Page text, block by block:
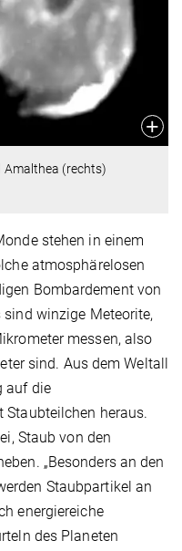
Amalthea (rechts)
stehen in einem
atmosphärelosen
Bombardement von
winzige Meteorite,
messen, also
sind. Aus dem Weltall
auf die
Staubteilchen heraus.
Staub von den
„Besonders an den
Staubpartikel an
energiereiche
des Planeten